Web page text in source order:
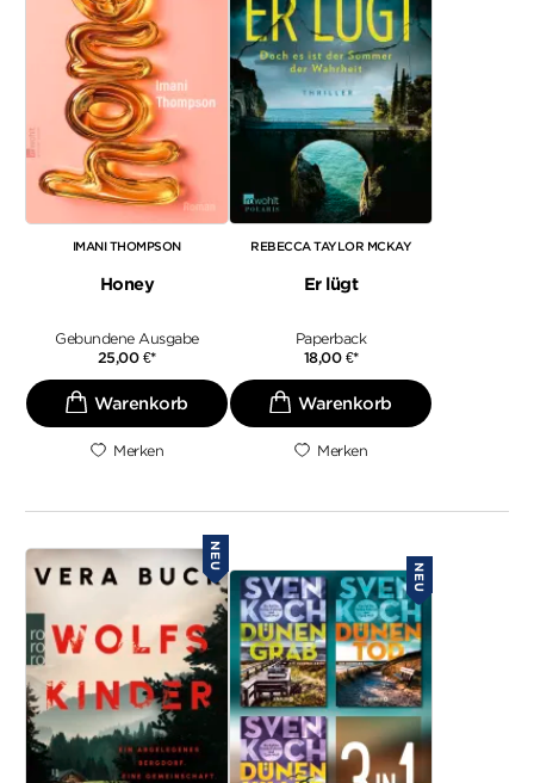
IMANI THOMPSON
Honey
Gebundene Ausgabe
25,00 €*
Merken
REBECCA TAYLOR MCKAY
Er lügt
Paperback
18,00 €*
Merken
NEU
NEU